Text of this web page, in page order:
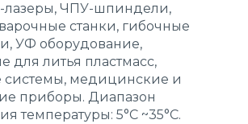
лазеры, ЧПУ-шпиндели,
станки, гибочные
УФ оборудование,
для литья пластмасс,
системы, медицинские и
приборы. Диапазон
температуры: 5°C ~35°C.